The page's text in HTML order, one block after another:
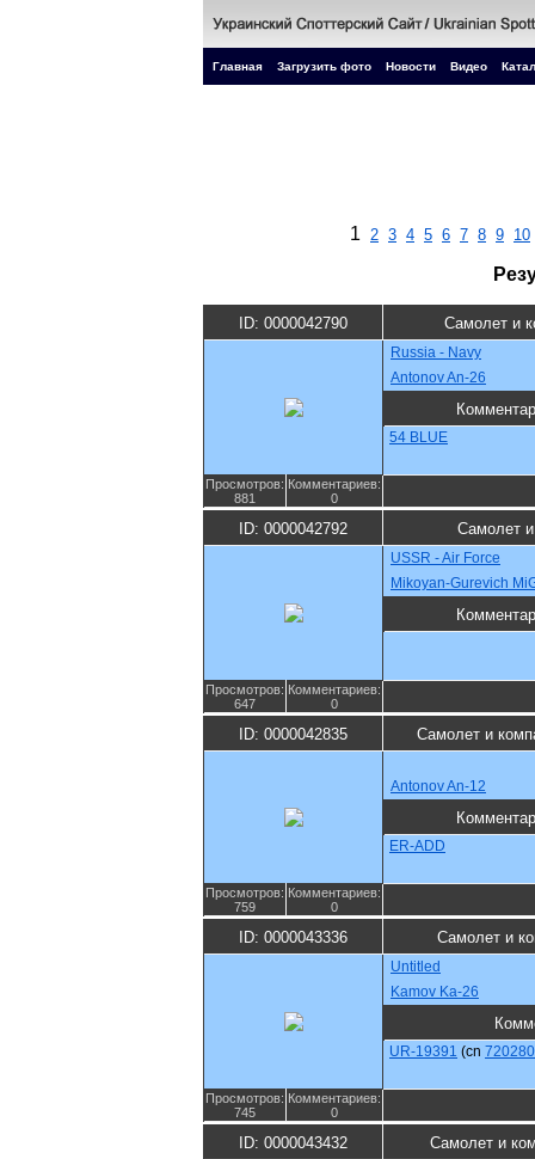
Главная Загрузить фото Новости Видео
1 2 3 4 5 6 7 8 9 10
ID: 0000042790 Самолет и
Russia - Navy
Antonov An-26
54 BLUE
Просмотров:
881
Комментариев:
0
ID: 0000042792 Самолет
USSR - Air Force
Mikoyan-Gurevich
Просмотров:
647
Комментариев:
0
ID: 0000042835 Самолет и
Antonov An-12
ER-ADD
Просмотров:
759
Комментариев:
0
ID: 0000043336 Самолет и
Untitled
Kamov Ka-26
UR-19391 (cn
Просмотров:
745
Комментариев:
0
ID: 0000043432 Самолет и